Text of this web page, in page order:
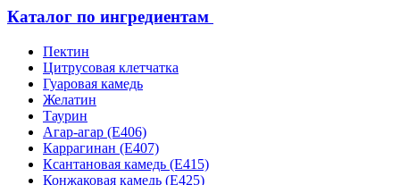
Каталог по ингредиентам
Пектин
Цитрусовая клетчатка
Гуаровая камедь
Желатин
Таурин
Агар-агар (Е406)
Каррагинан (Е407)
Ксантановая камедь (Е415)
Конжаковая камедь (Е425)